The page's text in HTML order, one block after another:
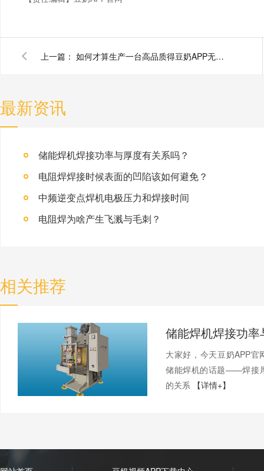
上一篇： 如何才算生产一台高品质得豆奶APP无限免费观看
最新资讯
储能焊机焊接功率与厚度有关系吗？
电阻焊焊接时候表面的凹陷该如何避免？
中频逆变点焊机电极压力和焊接时间
电阻焊为啥产生飞溅与毛刺？
相关推荐
大家好，今天豆奶APP
储能焊机的话题——焊接
的关系 【详情+】